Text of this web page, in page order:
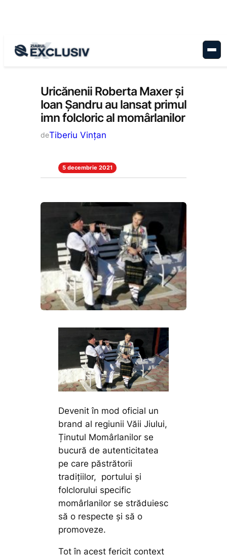
Cultură, Stiri la zi
Uricănenii Roberta Maxer și
Ioan Șandru au lansat primul
imn folcloric al momârlanilor
deTiberiu Vințan
5 decembrie 2021
Devenit în mod oficial un
brand al regiunii Văii Jiului,
Ținutul Momârlanilor se
bucură de autenticitatea
pe care păstrătorii
tradițiilor, portului și
folclorului specific
momârlanilor se străduiesc
să o respecte și să o
promoveze.
Tot în acest fericit context